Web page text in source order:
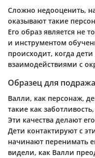
Сложно недооценить,
оказывают такие
Его образ является не
и инструментом
происходит, когда
взаимодействиями с
Образец для
Валли, как персонаж,
такие как
Эти качества делают
Дети контактируют с
начинают перенимать
видели, как Валли